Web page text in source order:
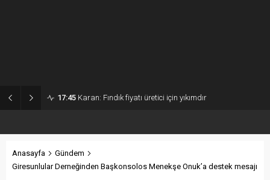
17:45 Karan: Fındık fiyatı üretici için yıkımdır
Anasayfa
Gündem
Giresunlular Derneğinden Başkonsolos Menekşe Onuk’a destek mesajı